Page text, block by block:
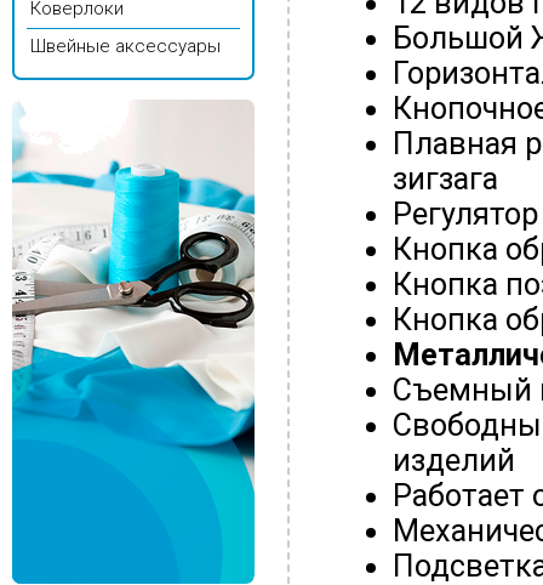
Коверлоки
Швейные аксессуары
Большой
Плавная
зигзага
Кнопка
Кнопка
Кнопка
Съемный
изделий
Работает